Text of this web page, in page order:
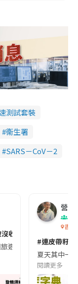
測試套裝
衞生署
SARS－CoV－2
收😱出發前切記檢查
旅遊的民眾，近期要
營養
香港
#連皮帶籽
夏天其中一
閱讀更多